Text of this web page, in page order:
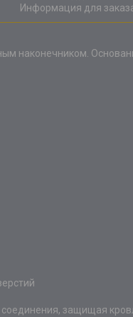
Информация для
наконечником.
защищая